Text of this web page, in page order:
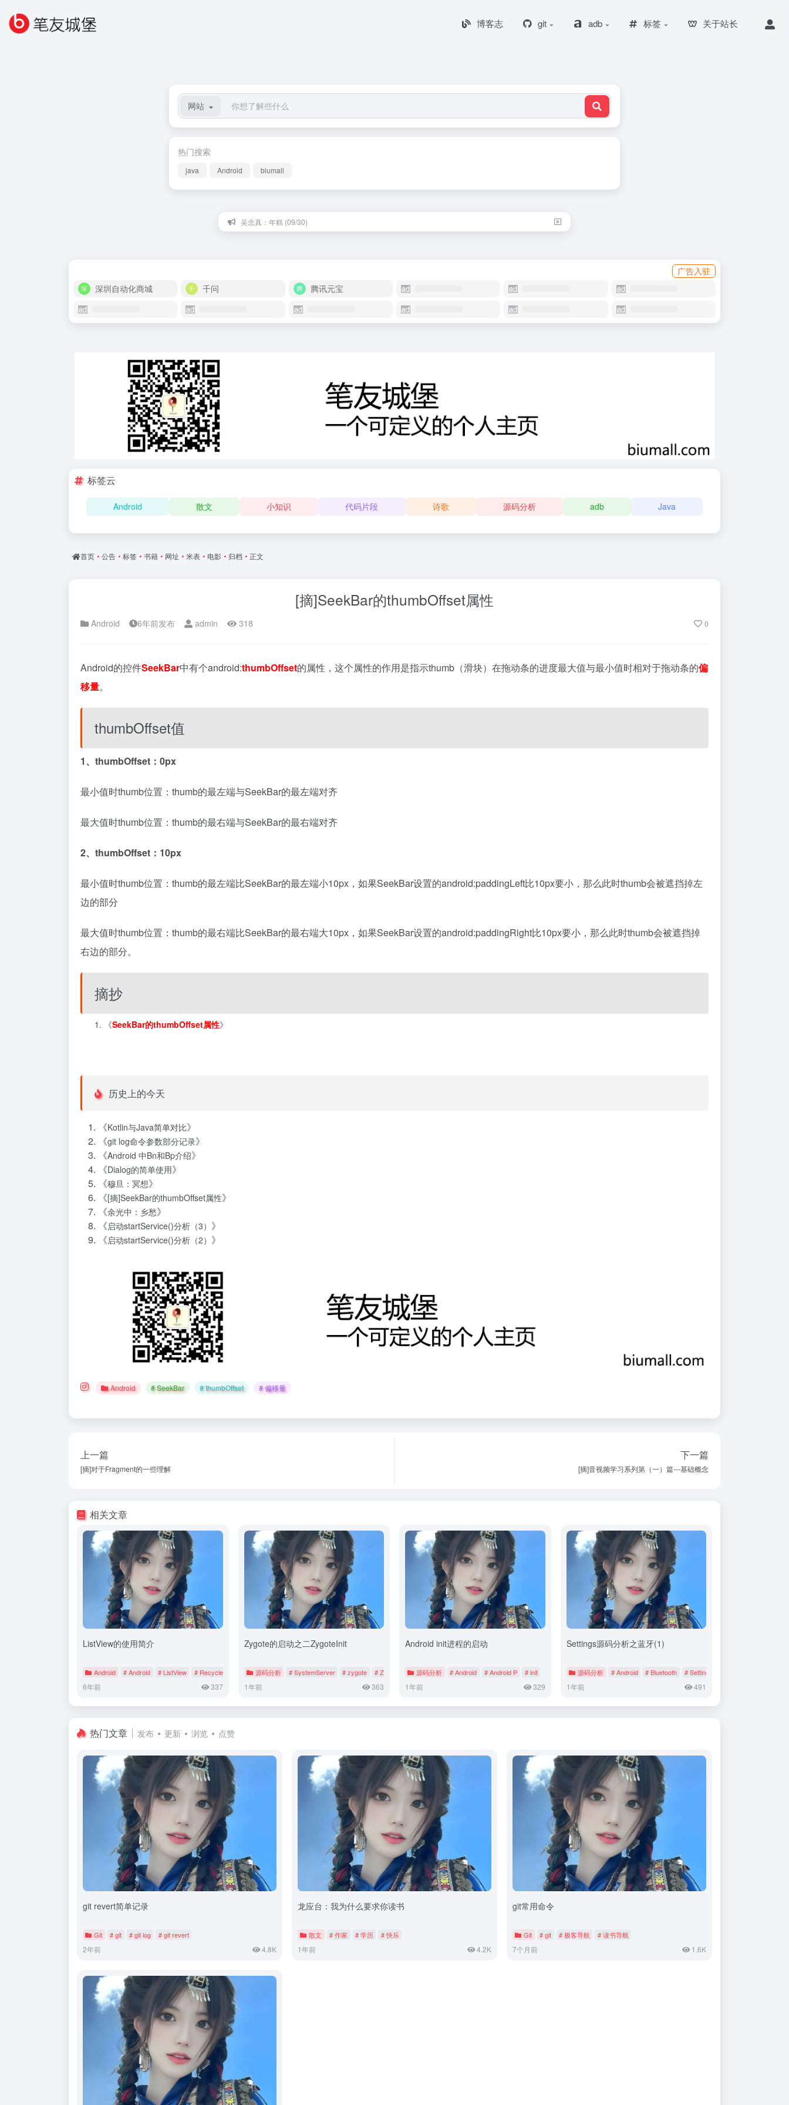
博客志 git adb 标签 关于站长
网站
热门搜索
java Android biumall
吴念真：年糕 (09/30)
广告入驻
深圳自动化商城
千问 腾讯元宝
标签云
Android 散文 小知识 代码片段 诗歌 源码分析 adb Java
首页 • 公告 • 标签 • 书籍 • 网址 • 米表 • 电影 • 归档 • 正文
[摘]SeekBar的thumbOffset属性
Android 6年前发布 admin 318 0
Android的控件SeekBar中有个android:thumbOffset的属性，这个属性的作用是指示thumb（滑块）在拖动条的进度最大值与最小值时相对于拖动条的偏
移量。
thumbOffset值
1、thumbOffset：0px
最小值时thumb位置：thumb的最左端与SeekBar的最左端对齐
最大值时thumb位置：thumb的最右端与SeekBar的最右端对齐
2、thumbOffset：10px
最小值时thumb位置：thumb的最左端比SeekBar的最左端小10px，如果SeekBar设置的android:paddingLeft比10px要小，那么此时thumb会被遮挡掉左
边的部分
最大值时thumb位置：thumb的最右端比SeekBar的最右端大10px，如果SeekBar设置的android:paddingRight比10px要小，那么此时thumb会被遮挡掉
右边的部分。
摘抄
《SeekBar的thumbOffset属性》
历史上的今天
《Kotlin与Java简单对比》
《git log命令参数部分记录》
《Android 中Bn和Bp介绍》
《Dialog的简单使用》
《穆旦：冥想》
《[摘]SeekBar的thumbOffset属性》
《余光中：乡愁》
《启动startService()分析（3） 》
《启动startService()分析（2） 》
Android # SeekBar # thumbOffset # 偏移量
上一篇
[摘]对于Fragment的一些理解
下一篇
[摘]音视频学习系列第（一）篇---基础概念
相关文章
ListView的使用简介
Android # Android # ListView # RecyclerView
6年前 337
Zygote的启动之二ZygoteInit
源码分析 # SystemServer # zygote # ZygoteInit
1年前 363
Android init进程的启动
源码分析 # Android # Android P # init
1年前 329
Settings源码分析之蓝牙(1)
源码分析 # Android # Bluetooth # Settings
1年前 491
热门文章 发布 更新 浏览 点赞
git revert简单记录
Git # git # git log # git revert
2年前 4.8K
龙应台：我为什么要求你读书
散文 # 作家 # 学历 # 快乐
1年前 4.2K
git常用命令
Git # git # 极客导航 # 读书导航
7个月前 1.6K